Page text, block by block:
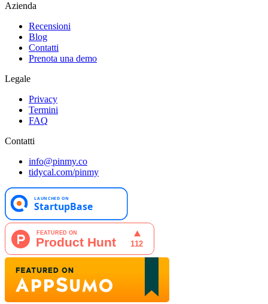
Azienda
Recensioni
Blog
Contatti
Prenota una demo
Legale
Privacy
Termini
FAQ
Contatti
info@pinmy.co
tidycal.com/pinmy